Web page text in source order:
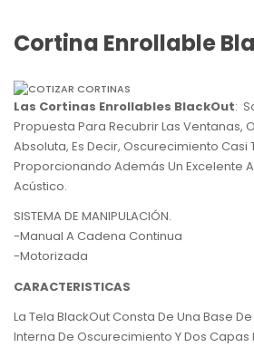
Cortina Enrollable
Las Cortinas Enrollables BlackOut:
Propuesta Para Recubrir Las Ventanas,
Absoluta, Es Decir, Oscurecimiento Casi
Proporcionando Además Un Excelente
Acústico.
SISTEMA DE MANIPULACIÓN.
-Manual A Cadena Continua
-Motorizada
CARACTERISTICAS
La Tela BlackOut Consta De Una Base
Interna De Oscurecimiento Y Dos Capas